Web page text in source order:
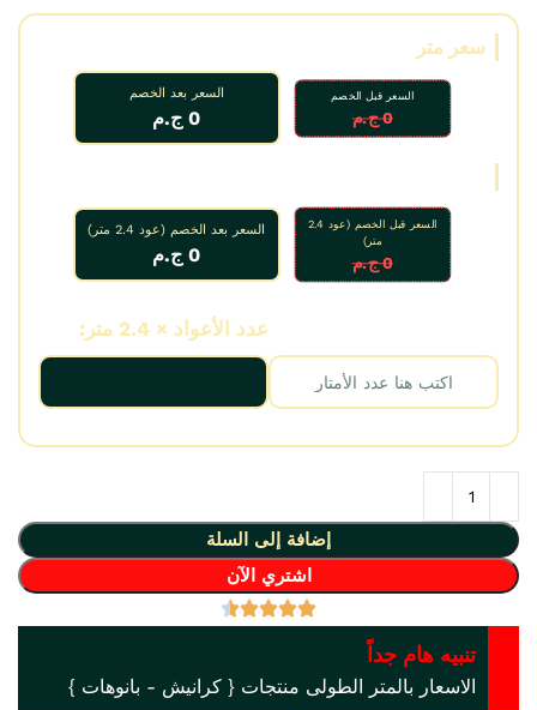
سعر متر
السعر قبل الخصم
0 ج.م
السعر بعد الخصم
0 ج.م
السعر قبل الخصم (عود 2.4
متر)
0 ج.م
السعر بعد الخصم (عود 2.4 متر)
0 ج.م
عدد الأعواد × 2.4 متر:
إضافة إلى السلة
اشتري الآن
تنبيه هام جداً
الاسعار بالمتر الطولى منتجات { كرانيش - بانوهات }